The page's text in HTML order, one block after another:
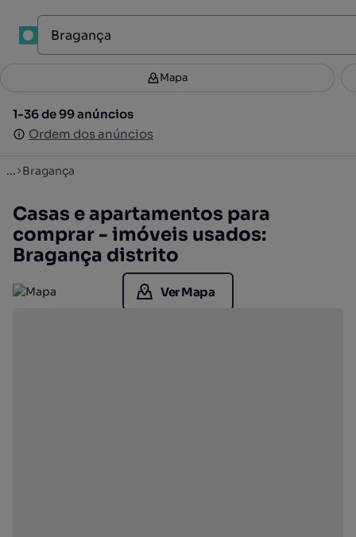
Filtros 2
1-36 de 99 anúncios
Ordem dos anúncios
Mapa
1-36 de 99 anúncios
Ordem dos anúncios
... Bragança
Casas e apartamentos para
comprar - imóveis usados:
Bragança distrito
Ver Mapa